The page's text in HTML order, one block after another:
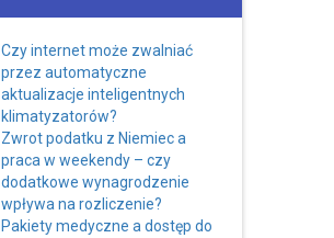
Czy internet może zwalniać
przez automatyczne
aktualizacje inteligentnych
klimatyzatorów?
Zwrot podatku z Niemiec a
praca w weekendy – czy
dodatkowe wynagrodzenie
wpływa na rozliczenie?
Pakiety medyczne a dostęp do